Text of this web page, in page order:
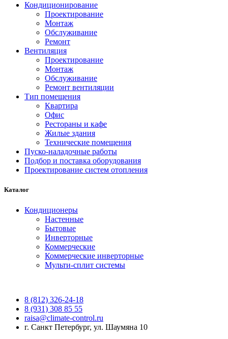
Кондиционирование
Проектирование
Монтаж
Обслуживание
Ремонт
Вентиляция
Проектирование
Монтаж
Обслуживание
Ремонт вентиляции
Тип помещения
Квартира
Офис
Рестораны и кафе
Жилые здания
Технические помещения
Пуско-наладочные работы
Подбор и поставка оборудования
Проектирование систем отопления
Каталог
Кондиционеры
Настенные
Бытовые
Инверторные
Коммерческие
Коммерческие инверторные
Мульти-сплит системы
8 (812) 326-24-18
8 (931) 308 85 55
raisa@climate-control.ru
г. Санкт Петербург, ул. Шаумяна 10